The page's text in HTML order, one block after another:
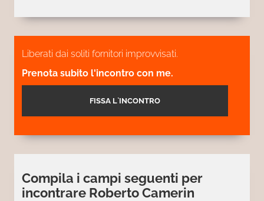
Liberati dai soliti fornitori improvvisati.
Prenota subito l'incontro con me.
FISSA L`INCONTRO
Compila i campi seguenti per
incontrare Roberto Camerin